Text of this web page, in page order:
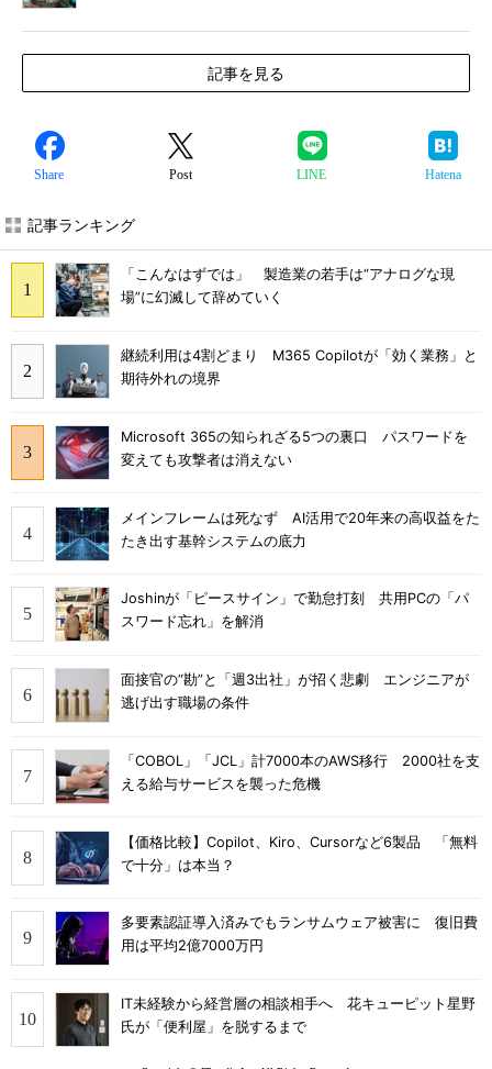
記事を見る
Share Post LINE Hatena
記事ランキング
「こんなはずでは」 製造業の若手は“アナログな現
場”に幻滅して辞めていく
継続利用は4割どまり M365 Copilotが「効く業務」と
期待外れの境界
Microsoft 365の知られざる5つの裏口 パスワードを
変えても攻撃者は消えない
メインフレームは死なず AI活用で20年来の高収益をた
たき出す基幹システムの底力
Joshinが「ピースサイン」で勤怠打刻 共用PCの「パ
スワード忘れ」を解消
面接官の“勘”と「週3出社」が招く悲劇 エンジニアが
逃げ出す職場の条件
「COBOL」「JCL」計7000本のAWS移行 2000社を支
える給与サービスを襲った危機
【価格比較】Copilot、Kiro、Cursorなど6製品 「無料
で十分」は本当？
多要素認証導入済みでもランサムウェア被害に 復旧費
用は平均2億7000万円
IT未経験から経営層の相談相手へ 花キューピット星野
氏が「便利屋」を脱するまで